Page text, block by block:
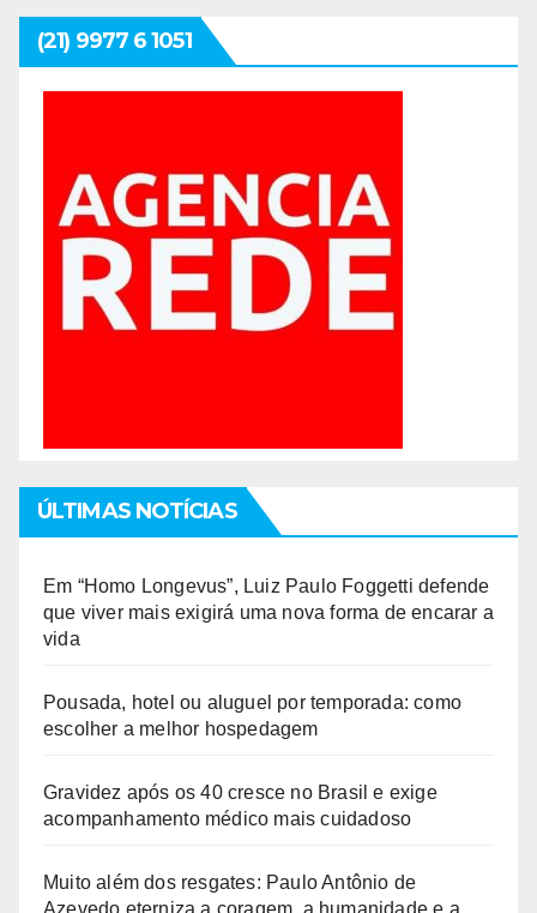
(21) 9977 6 1051
ÚLTIMAS NOTÍCIAS
Em “Homo Longevus”, Luiz Paulo Foggetti defende
que viver mais exigirá uma nova forma de encarar a
vida
Pousada, hotel ou aluguel por temporada: como
escolher a melhor hospedagem
Gravidez após os 40 cresce no Brasil e exige
acompanhamento médico mais cuidadoso
Muito além dos resgates: Paulo Antônio de
Azevedo eterniza a coragem, a humanidade e a